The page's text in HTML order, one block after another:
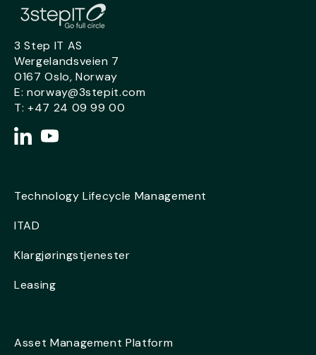
3 Step IT AS
Wergelandsveien 7
0167 Oslo,Norway
E: norway@3stepit.com
T: +47 24 09 99 00
Technology Lifecycle Management
ITAD
Klargjøringstjenester
Leasing
Asset Management Platform